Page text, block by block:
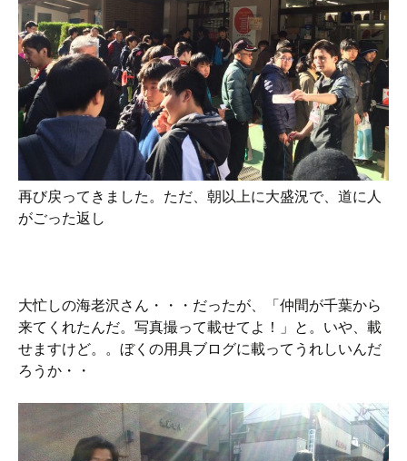
再び戻ってきました。ただ、朝以上に大盛況で、道に人
がごった返し
大忙しの海老沢さん・・・だったが、「仲間が千葉から
来てくれたんだ。写真撮って載せてよ！」と。いや、載
せますけど。。ぼくの用具ブログに載ってうれしいんだ
ろうか・・